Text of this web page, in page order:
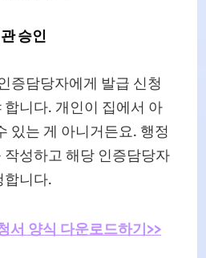
승인
증담당자에게 발급 신청
니다. 개인이 집에서 아
있는 게 아니거든요. 행정
성하고 해당 인증담당자
합니다.
서 양식 다운로드하기>>